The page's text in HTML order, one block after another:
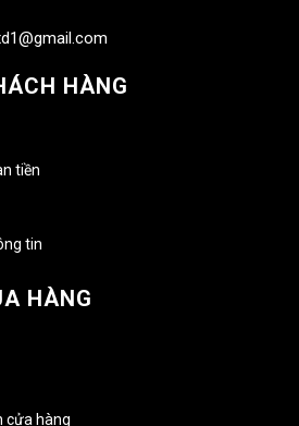
HÀNG
tiền
tin
HÀNG
cửa hàng